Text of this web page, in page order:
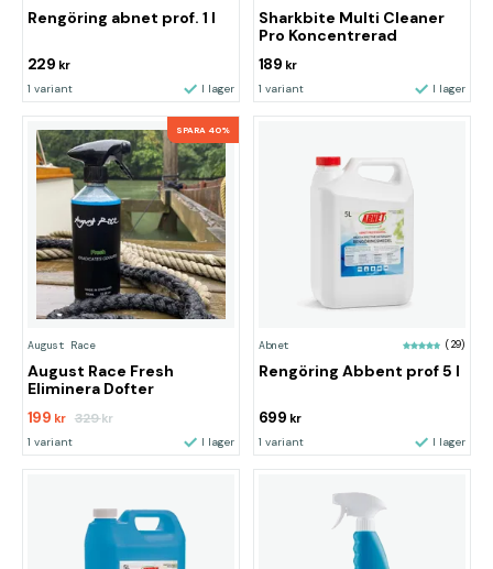
Rengöring abnet prof. 1 l
229 kr
1 variant I lager
Sharkbite Multi Cleaner
Pro Koncentrerad
189 kr
1 variant I lager
SPARA 40%
August Race
August Race Fresh
Eliminera Dofter
199 kr 329kr
1 variant I lager
Abnet (29)
Rengöring Abbent prof 5 l
699 kr
1 variant I lager